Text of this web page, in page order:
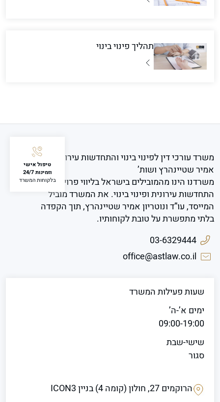
תהליך פינוי בינוי
משרד עורכי דין לפינוי בינוי והתחדשות עירונית
אמיר שטיינהרץ ושות’
משרדנו הינו מהמובילים בישראל בליווי פרויקטים של
התחדשות עירונית ופינוי בינוי. את המשרד מוביל
המייסד, עו”ד ונוטריון אמיר שטיינהרץ, תוך הקפדה
בלתי מתפשרת על טובת לקוחותיו.
03-6329444
office@astlaw.co.il
טיפול אישי
וזמינות 24/7
בלקוחות המשרד
שעות פעילות המשרד
ימים א’-ה’
09:00-19:00
שישי-שבת
סגור
הרוקמים 27, חולון (קומה 4) בניין ICON3